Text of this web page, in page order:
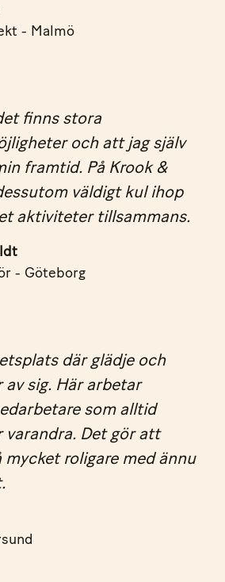
- Malmö
finns stora
och att jag själv
framtid. På Krook &
väldigt kul ihop
aktiviteter tillsammans.
- Göteborg
där glädje och
sig. Här arbetar
som alltid
varandra. Det gör att
roligare med ännu